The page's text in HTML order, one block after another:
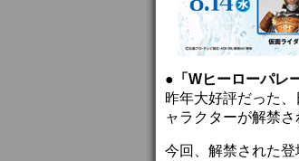
●「Wヒーローパレ
昨年大好評だった
ャラクターが解禁さ
今回、解禁された